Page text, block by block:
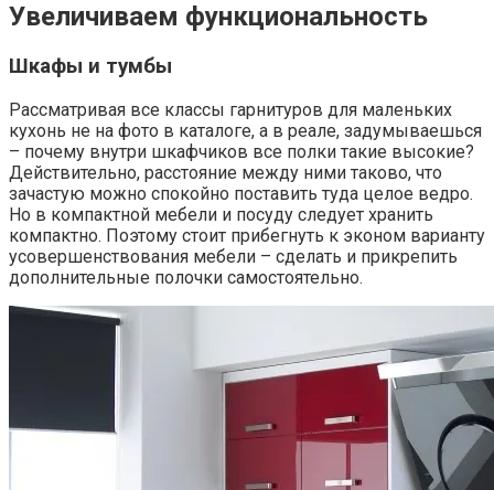
Увеличиваем функциональность
Шкафы и тумбы
Рассматривая все классы гарнитуров для маленьких
кухонь не на фото в каталоге, а в реале, задумываешься
– почему внутри шкафчиков все полки такие высокие?
Действительно, расстояние между ними таково, что
зачастую можно спокойно поставить туда целое ведро.
Но в компактной мебели и посуду следует хранить
компактно. Поэтому стоит прибегнуть к эконом варианту
усовершенствования мебели – сделать и прикрепить
дополнительные полочки самостоятельно.